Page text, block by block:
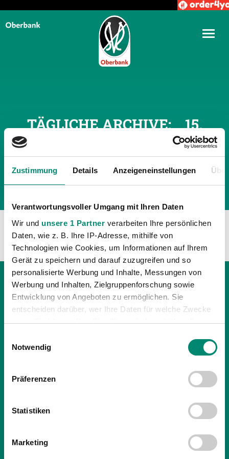
Zustimmung Details Anzeigeneinstellungen
Verantwortungsvoller Umgang mit Ihren Daten
Wir und unsere 1 Partner verarbeiten Ihre persönlichen
Daten, wie z. B. Ihre IP-Adresse, mithilfe von
Technologien wie Cookies, um Informationen auf Ihrem
Gerät zu speichern und darauf zuzugreifen und so
personalisierte Werbung und Inhalte, Messungen von
Werbung und Inhalten, Zielgruppenforschung sowie
Entwicklung von Angeboten zu ermöglichen. Sie
entscheiden darüber, wer Ihre Daten für welche Zwecke
nutzt. Sie können Ihre Einwilligung jederzeit über die
Trigger Symbol ändern oder widerrufen
Erfahren Sie mehr darüber, wie Ihre persönlichen Daten
verarbeitet werden, und legen Sie Ihre Präferenzen im
Wir verwenden Cookies, um Inhalte und Anzeigen zu
zu können und die Zugriffe auf unsere Website zu
Notwendig
Präferenzen
Statistiken
Marketing
TÄGLICHE ARCHIVE: 15.
NEUER TRAINER DER SV OBERBANK RIED: